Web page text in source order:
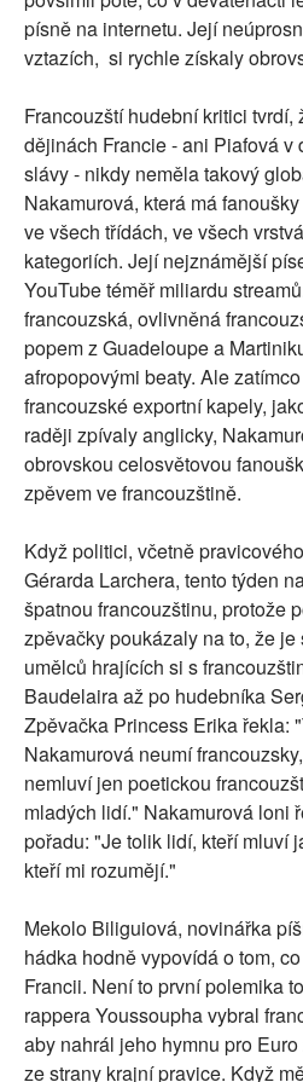
písně na internetu. Její
vztazích, si rychle získaly
Francouzští hudební kritici
dějinách Francie - ani Piafová v
slávy - nikdy neměla takový
Nakamurová, která má
ve všech třídách, ve všech
kategoriích. Její nejznámější
YouTube téměř miliardu
francouzská, ovlivněná
popem z Guadeloupe a
afropopovými beaty. Ale
francouzské exportní kapely,
raději zpívaly anglicky,
obrovskou celosvětovou
zpěvem ve francouzštině.
Když politici, včetně
Gérarda Larchera, tento týden
špatnou francouzštinu, protože
zpěvačky poukázaly na to, že
umělců hrajících si s
Baudelaira až po hudebníka
Zpěvačka Princess Erika řekla:
Nakamurová neumí
nemluví jen poetickou
mladých lidí." Nakamurová loni
pořadu: "Je tolik lidí, kteří mluví
kteří mi rozumějí."
Mekolo Biliguiová, novinářka
hádka hodně vypovídá o tom,
Francii. Není to první polemika
rappera Youssoupha vybral
aby nahrál jeho hymnu pro
ze strany krajní pravice. Když